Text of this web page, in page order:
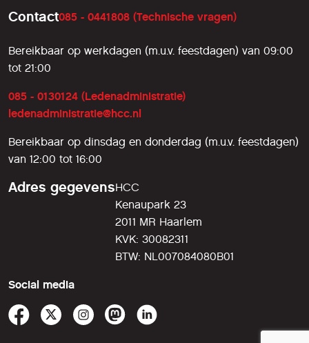
Contact085 - 0441808 (Technische vragen)
Bereikbaar op werkdagen (m.u.v. feestdagen) van 09:00
tot 21:00
085 - 0130124 (Ledenadministratie)
ledenadministratie@hcc.nl
Bereikbaar op dinsdag en donderdag (m.u.v. feestdagen)
van 12:00 tot 16:00
Adres gegevensHCC
Kenaupark 23
2011 MR Haarlem
KVK: 30082311
BTW: NL007084080B01
Social media